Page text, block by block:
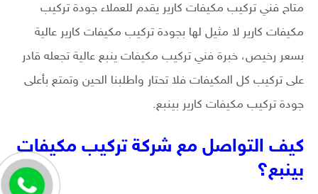
متاح فني تركيب مكيفات كارير يقدم للعملاء جودة تركيب
مكيفات كارير لا مثيل لها بجودة تركيب مكيفات كارير عالية
بسعر رخيص، خبرة فني تركيب مكيفات ينبع عالية تجعله قادر
على تركيب كل المكيفات فلا تحتار واطلبنا الحين وتمتع بأعلى
جودة تركيب مكيفات كارير بينبع.
كيف التواصل مع شركة تركيب مكيفات
بينبع؟